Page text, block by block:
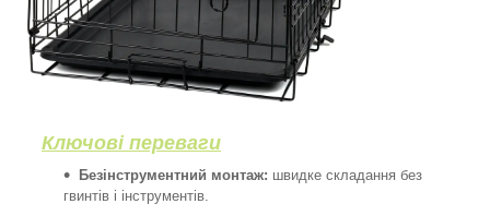
Ключові переваги
Безінструментний монтаж: швидке складання без
гвинтів і інструментів.